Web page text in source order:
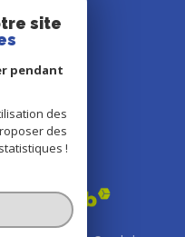
site
pendant
des
des
!